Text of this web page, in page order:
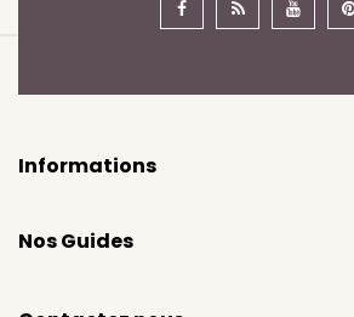
Informations
Nos Guides